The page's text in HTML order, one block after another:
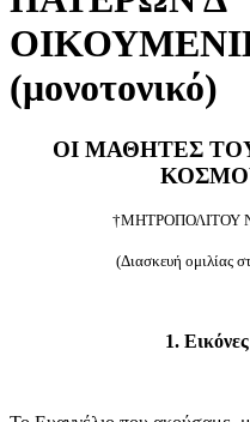
(μονοτονικό)
ΟΙ ΜΑΘΗΤΕΣ
†ΜΗΤΡΟΠΟΛΙΤΟΥ
(Διασκευή ομιλίας
1.